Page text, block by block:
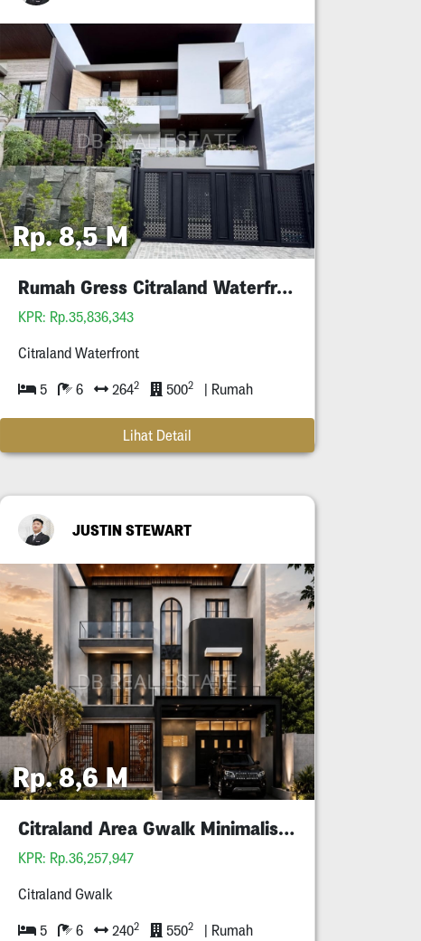
Rp. 8,5 M
Rumah Gress Citraland Waterfront
KPR: Rp.35,836,343
Citraland Waterfront
5 6 2642 5002 | Rumah
Lihat Detail
JUSTIN STEWART
Rp. 8,6 M
Citraland Area Gwalk Minimalis 3 Lantai
KPR: Rp.36,257,947
Citraland Gwalk
5 6 2402 5502 | Rumah